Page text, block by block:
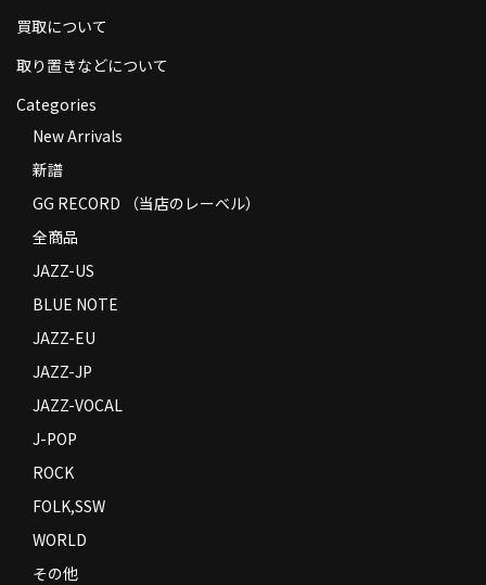
コンディション
Privacy Policy
特定商取引法に基づく表示
Contact
買取について
取り置きなどについて
Categories
New Arrivals
新譜
GG RECORD （当店のレーベル）
全商品
JAZZ-US
BLUE NOTE
JAZZ-EU
JAZZ-JP
JAZZ-VOCAL
J-POP
ROCK
FOLK,SSW
WORLD
その他